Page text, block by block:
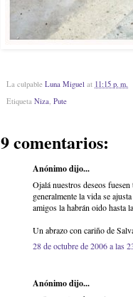
La culpable Luna Miguel at 11:15 p. m.
Etiqueta Niza, Pute
9 comentarios:
Anónimo dijo...
Ojalá nuestros deseos
generalmente la vida se
amigos la habrán oido hasta
Un abrazo con cariño de
28 de octubre de 2006 a las
Anónimo dijo...